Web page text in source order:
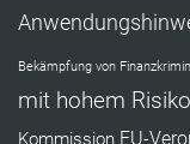
Bekämpfung von
mit hohem Risiko
Kommission EU-